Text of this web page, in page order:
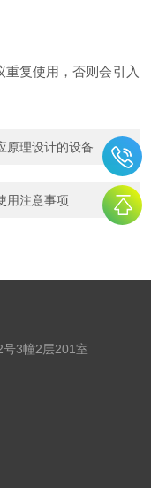
复使用，否则会引入
原理设计的设备
用注意事项
3幢2层201室